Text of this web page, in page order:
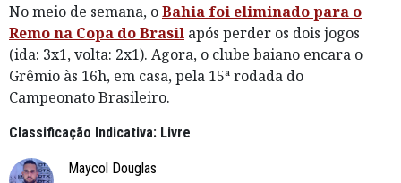
No meio de semana, oBahia foi eliminado para o
Remo na Copa do Brasil após perder os dois jogos
(ida: 3x1, volta: 2x1). Agora, o clube baiano encara o
Grêmio às 16h, em casa, pela 15ª rodada do
Campeonato Brasileiro.
Classificação Indicativa: Livre
Maycol Douglas